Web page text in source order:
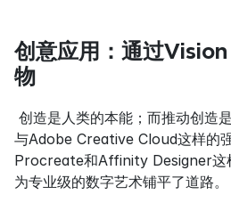
创意应用：通过
物
与Adobe Creative Cloud这样的
Procreate和Affinity Designer这
为专业级的数字艺术铺平了道路。